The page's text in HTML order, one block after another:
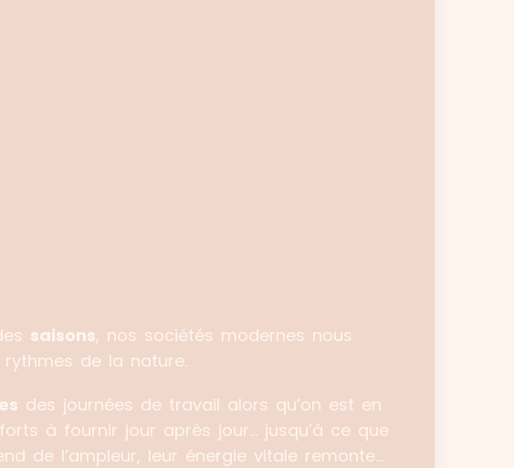
saisons, nos sociétés modernes nous
de la nature.
des journées de travail alors qu’on est en
à fournir jour après jour… jusqu’à ce que
de l’ampleur, leur énergie vitale remonte…